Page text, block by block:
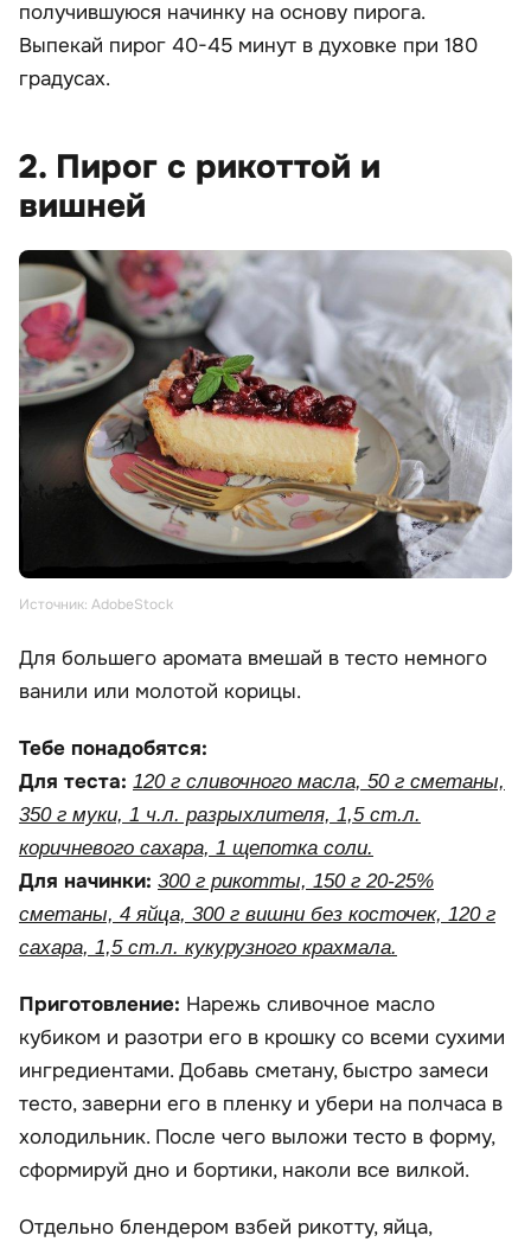
получившуюся начинку на основу пирога.
Выпекай пирог 40-45 минут в духовке при 180
градусах.
2. Пирог с рикоттой и
вишней
Источник: AdobeStock
Для большего аромата вмешай в тесто немного
ванили или молотой корицы.
Тебе понадобятся:
Для теста: 120 г сливочного масла, 50 г сметаны,
350 г муки, 1 ч.л. разрыхлителя, 1,5 ст.л.
коричневого сахара, 1 щепотка соли.
Для начинки: 300 г рикотты, 150 г 20-25%
сметаны, 4 яйца, 300 г вишни без косточек, 120 г
сахара, 1,5 ст.л. кукурузного крахмала.
Приготовление: Нарежь сливочное масло
кубиком и разотри его в крошку со всеми сухими
ингредиентами. Добавь сметану, быстро замеси
тесто, заверни его в пленку и убери на полчаса в
холодильник. После чего выложи тесто в форму,
сформируй дно и бортики, наколи все вилкой.
Отдельно блендером взбей рикотту, яйца,